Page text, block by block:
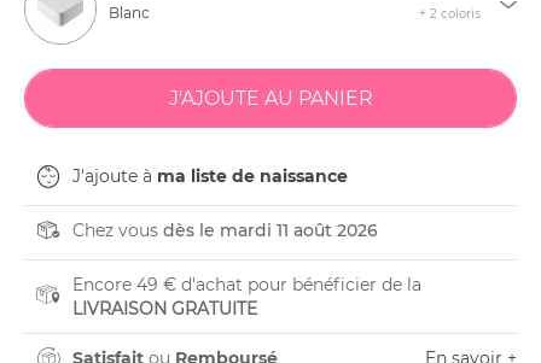
Blanc + 2 coloris
J'ajoute à ma liste de naissance
Chez vous dès le mardi 11 août 2026
Encore 49 € d'achat pour bénéficier de la
LIVRAISON GRATUITE
Satisfait ou Remboursé En savoir +